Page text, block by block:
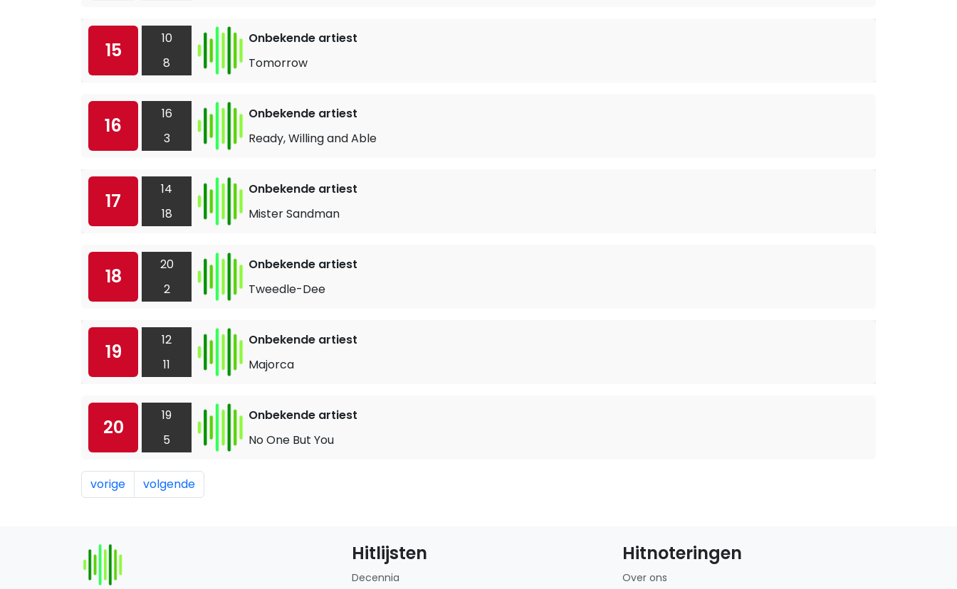
15
10
8
Onbekende artiest
Tomorrow
16
16
3
Onbekende artiest
Ready, Willing and Able
17
14
18
Onbekende artiest
Mister Sandman
18
20
2
Onbekende artiest
Tweedle-Dee
19
12
11
Onbekende artiest
Majorca
20
19
5
Onbekende artiest
No One But You
vorige volgende
Hitlijsten
Decennia
Hitnoteringen
Over ons